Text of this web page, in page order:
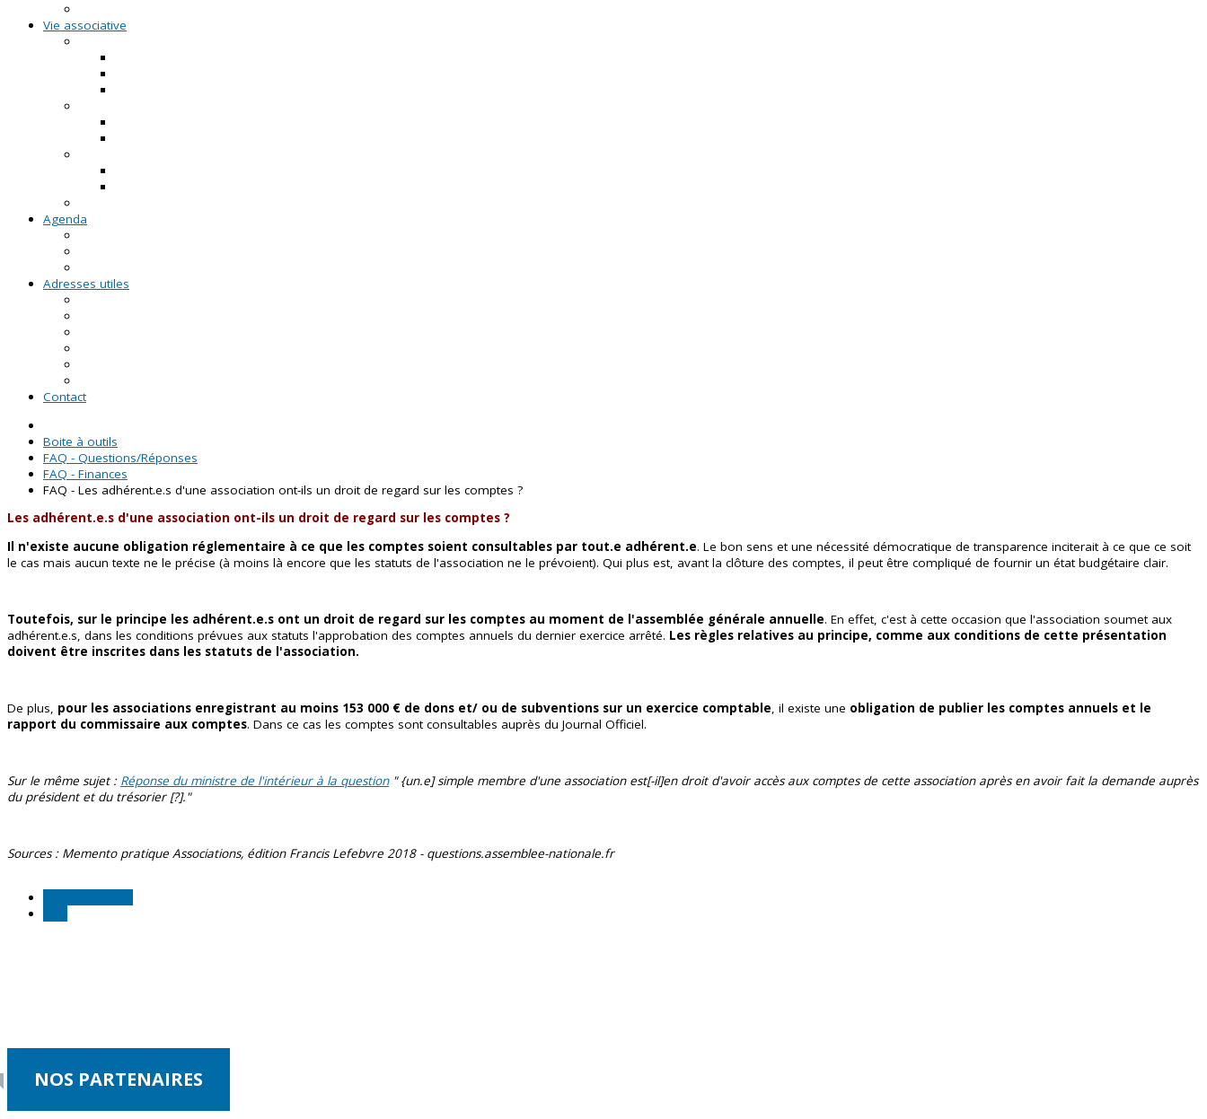
Vie associative
Agenda
Adresses utiles
Contact
Boite à outils
FAQ - Questions/Réponses
FAQ - Finances
FAQ - Les adhérent.e.s d'une association ont-ils un droit de regard sur les comptes ?
Les adhérent.e.s d'une association ont-ils un droit de regard sur les comptes ?
Il n'existe aucune obligation réglementaire à ce que les comptes soient consultables par tout.e adhérent.e. Le bon sens et une nécessité démocratique de transparence inciterait à ce que ce soit
le cas mais aucun texte ne le précise (à moins là encore que les statuts de l'association ne le prévoient). Qui plus est, avant la clôture des comptes, il peut être compliqué de fournir un état budgétaire clair.
Toutefois, sur le principe les adhérent.e.s ont un droit de regard sur les comptes au moment de l'assemblée générale annuelle. En effet, c'est à cette occasion que l'association soumet aux
adhérent.e.s, dans les conditions prévues aux statuts l'approbation des comptes annuels du dernier exercice arrêté. Les règles relatives au principe, comme aux conditions de cette présentation
doivent être inscrites dans les statuts de l'association.
De plus, pour les associations enregistrant au moins 153 000 € de dons et/ ou de subventions sur un exercice comptable , il existe une obligation de publier les comptes annuels et le
rapport du commissaire aux comptes. Dans ce cas les comptes sont consultables auprès du Journal Officiel.
Sur le même sujet : Réponse du ministre de l'intérieur à la question" {un.e] simple membre d'une association est[-il]en droit d'avoir accès aux comptes de cette association après en avoir fait la demande auprès
du président et du trésorier [?]."
Sources : Memento pratique Associations, édition Francis Lefebvre 2018 - questions.assemblee-nationale.fr
NOS PARTENAIRES